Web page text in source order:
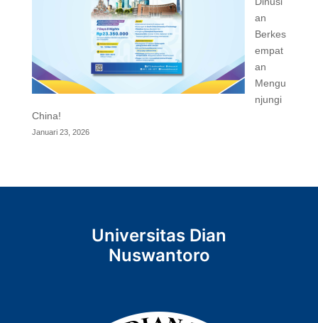
an
Berkes
empat
an
Mengu
njungi
China!
Januari 23, 2026
Universitas Dian
Nuswantoro